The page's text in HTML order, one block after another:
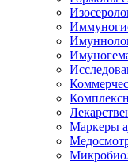
Маркеры